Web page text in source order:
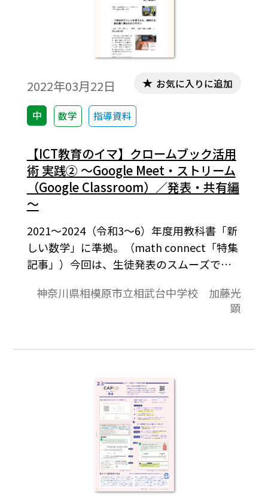
2022年03月22日
中 数学 指導資料
お気に入りに追加
【ICT教育のイマ】クロームブック活用
術 実践② ～Google Meet・ストリーム
（Google Classroom）／発表・共有編
～
2021～2024（令和3～6）年度用教科書「新
しい数学」に準拠。（math connect「特集
記事」）今回は、生徒発表のスムーズでわ
のプリントを使うから、説明する側も聞く
側もわかりやすい②多様な考え方をたくさ
価）や教員のパフォーマンス評価の一助に
神奈川県相模原市立相武台中学校 加藤光
顕